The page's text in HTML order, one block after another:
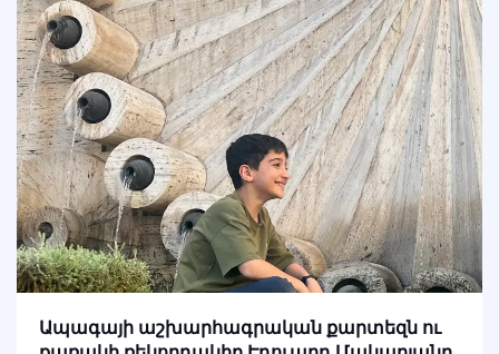
Ապագայի աշխարհագրական քարտեզն ու